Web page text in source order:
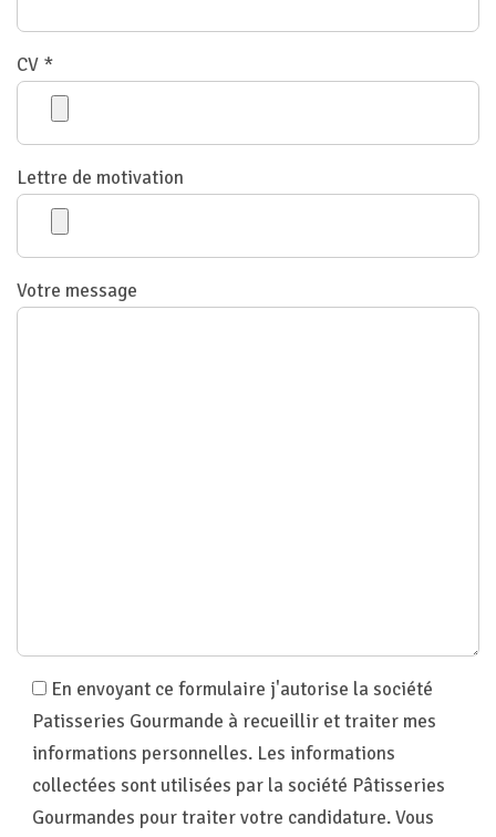
CV *
Lettre de motivation
Votre message
En envoyant ce formulaire j'autorise la société
Patisseries Gourmande à recueillir et traiter mes
informations personnelles. Les informations
collectées sont utilisées par la société Pâtisseries
Gourmandes pour traiter votre candidature. Vous